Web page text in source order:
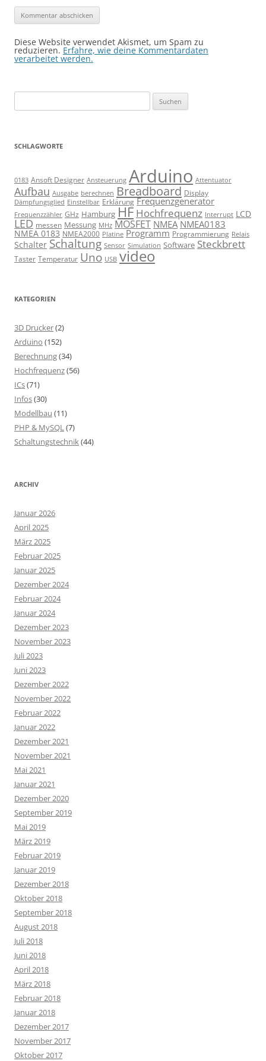
Diese Website verwendet Akismet, um Spam zu
reduzieren. Erfahre, wie deine Kommentardaten
verarbeitet werden.
nach:
SCHLAGWORTE
0183 Ansoft Designer Ansteuerung Arduino Attentuator
Aufbau Ausgabe berechnen Breadboard Display
Dämpfungsglied Einstellbar Erklärung Frequenzgenerator
Frequenzzähler GHz Hamburg HF Hochfrequenz Interrupt LCD
LED messen Messung MHz MOSFET NMEA NMEA0183
NMEA 0183 NMEA2000 Platine Programm Programmierung Relais
Schalter Schaltung Sensor Simulation Software Steckbrett
Taster Temperatur Uno USB video
KATEGORIEN
3D Drucker(2)
Arduino (152)
Berechnung(34)
Hochfrequenz(56)
ICs(71)
Infos(30)
Modellbau (11)
PHP & MySQL(7)
Schaltungstechnik(44)
ARCHIV
Januar 2026
April 2025
März 2025
Februar 2025
Januar 2025
Dezember 2024
Februar 2024
Januar 2024
Dezember 2023
November 2023
Juli 2023
Juni 2023
Dezember 2022
November 2022
Februar 2022
Januar 2022
Dezember 2021
November 2021
Mai 2021
Januar 2021
Dezember 2020
September 2019
Mai 2019
März 2019
Februar 2019
Januar 2019
Dezember 2018
Oktober 2018
September 2018
August 2018
Juli 2018
Juni 2018
April 2018
März 2018
Februar 2018
Januar 2018
Dezember 2017
November 2017
Oktober 2017